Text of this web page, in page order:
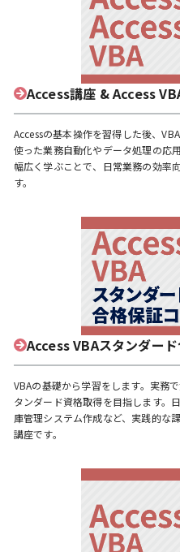
Access講座 & Access
Accessの基本操作を習得した後、
使った業務自動化やデータ処理の応
幅広く学ぶことで、日常業務の効率
す。
Access VBAスタンダー
VBAの基礎から学習をします。実務
タンダード資格取得を目指します。
庫管理システム作成など、実践的な
講座です。